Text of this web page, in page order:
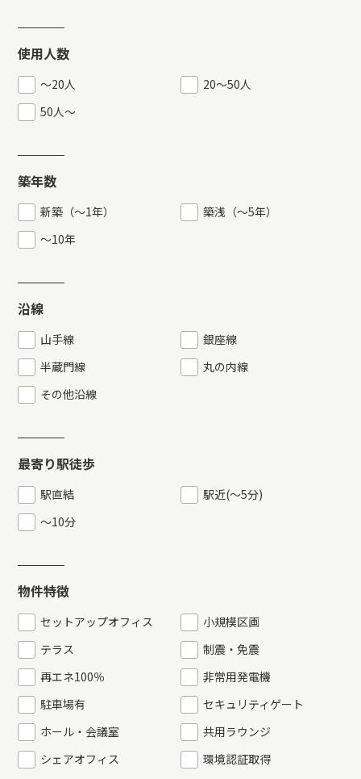
使用人数
〜20人
20〜50人
50人〜
築年数
新築（〜1年）
築浅（〜5年）
～10年
沿線
山手線
銀座線
半蔵門線
丸の内線
その他沿線
最寄り駅徒歩
駅直結 駅近(〜5分)
〜10分
物件特徴
セットアップオフィス
小規模区画
テラス
制震・免震
再エネ100％
非常用発電機
駐車場有
セキュリティゲート
ホール・会議室
共用ラウンジ
シェアオフィス
環境認証取得